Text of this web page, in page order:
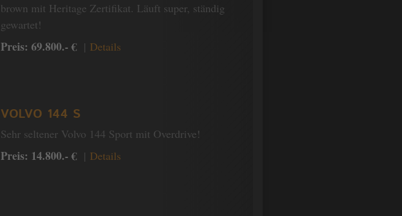
brown mit Heritage Zertifikat. Läuft super, ständig
gewartet!
Preis: 69.800.- € | Details
VOLVO 144 S
Sehr seltener Volvo 144 Sport mit Overdrive!
Preis: 14.800.- € | Details